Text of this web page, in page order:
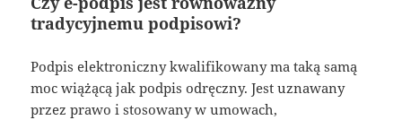
tradycyjnemu podpisowi?
Podpis elektroniczny kwalifikowany ma taką samą
moc wiążącą jak podpis odręczny. Jest uznawany
przez prawo i stosowany w umowach,